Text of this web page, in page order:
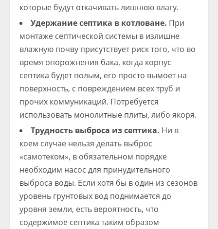
которые будут откачивать лишнюю влагу.
Удержание септика в котловане. При
монтаже септической системы в излишне
влажную почву присутствует риск того, что во
время опорожнения бака, когда корпус
септика будет полым, его просто вымоет на
поверхность, с повреждением всех труб и
прочих коммуникаций. Потребуется
использовать монолитные плиты, либо якоря.
Трудность выброса из септика. Ни в
коем случае нельзя делать выброс
«самотеком», в обязательном порядке
необходим насос для принудительного
выброса воды. Если хотя бы в один из сезонов
уровень грунтовых вод поднимается до
уровня земли, есть вероятность, что
содержимое септика таким образом